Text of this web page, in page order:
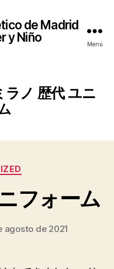
de Madrid
y Niño
Menú
ラノ 歴代 ユニ
フォーム
agosto de 2021